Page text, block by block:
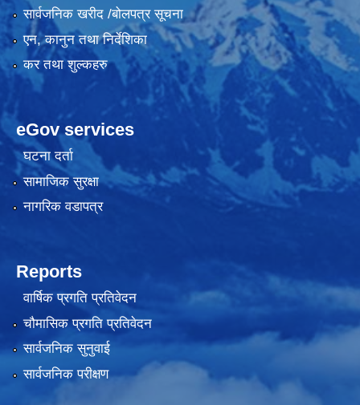
सार्वजनिक खरीद /बोलपत्र सूचना
एन, कानुन तथा निर्देशिका
कर तथा शुल्कहरु
eGov services
घटना दर्ता
सामाजिक सुरक्षा
नागरिक वडापत्र
Reports
वार्षिक प्रगति प्रतिवेदन
चौमासिक प्रगति प्रतिवेदन
सार्वजनिक सुनुवाई
सार्वजनिक परीक्षण